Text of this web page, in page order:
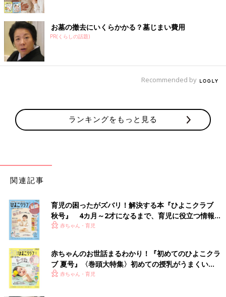
お墓の撤去にいくらかかる？墓じまい費用
PR(くらしの話題)
Recommended by
ランキングをもっと見る
関連記事
育児の困ったがズバリ！解決する本『ひよこクラブ
秋号』 4カ月～2才になるまで、育児に役立つ情報が
いっぱい！
赤ちゃん・育児
赤ちゃんのお世話まるわかり！『初めてのひよこクラ
ブ 夏号』〈巻頭大特集〉初めての授乳がうまくい
く！ おっぱい・ミルクの基本と夏のトラブル 解決テ
赤ちゃん・育児